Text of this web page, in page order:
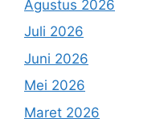
Agustus 2026
Juli 2026
Juni 2026
Mei 2026
Maret 2026